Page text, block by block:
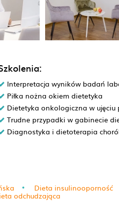
Interpretacja wyników badań
Piłka nożna okiem dietetyka
Dietetyka onkologiczna w ujęciu
Trudne przypadki w gabinecie
Diagnostyka i dietoterapia
Dieta insulinooporność
odchudzająca